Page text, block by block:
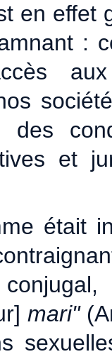
en effet
:
et
était
mari"